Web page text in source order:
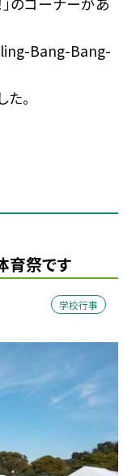
Bang-Bang-
。
育祭です
学校行事